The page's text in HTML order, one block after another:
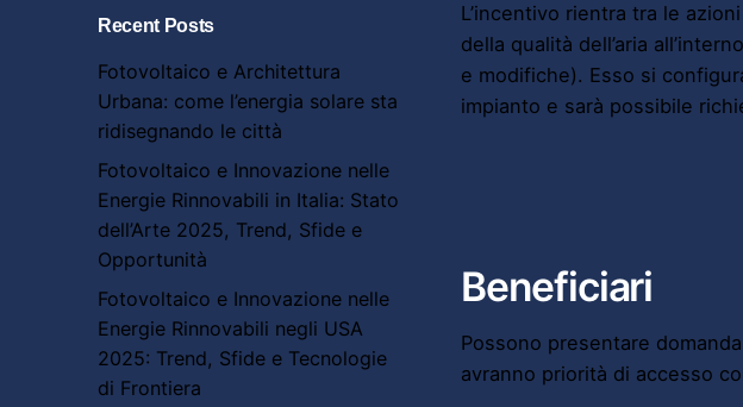
Recent Posts
Fotovoltaico e Architettura
Urbana: come l’energia solare sta
ridisegnando le città
Fotovoltaico e Innovazione nelle
Energie Rinnovabili in Italia: Stato
dell’Arte 2025, Trend, Sfide e
Opportunità
Fotovoltaico e Innovazione nelle
Energie Rinnovabili negli USA
2025: Trend, Sfide e Tecnologie
di Frontiera
L’incentivo rientra tra le
della qualità dell’aria
e modifiche). Esso si
impianto e sarà possibile
Beneficiari
Possono presentare
avranno priorità di accesso